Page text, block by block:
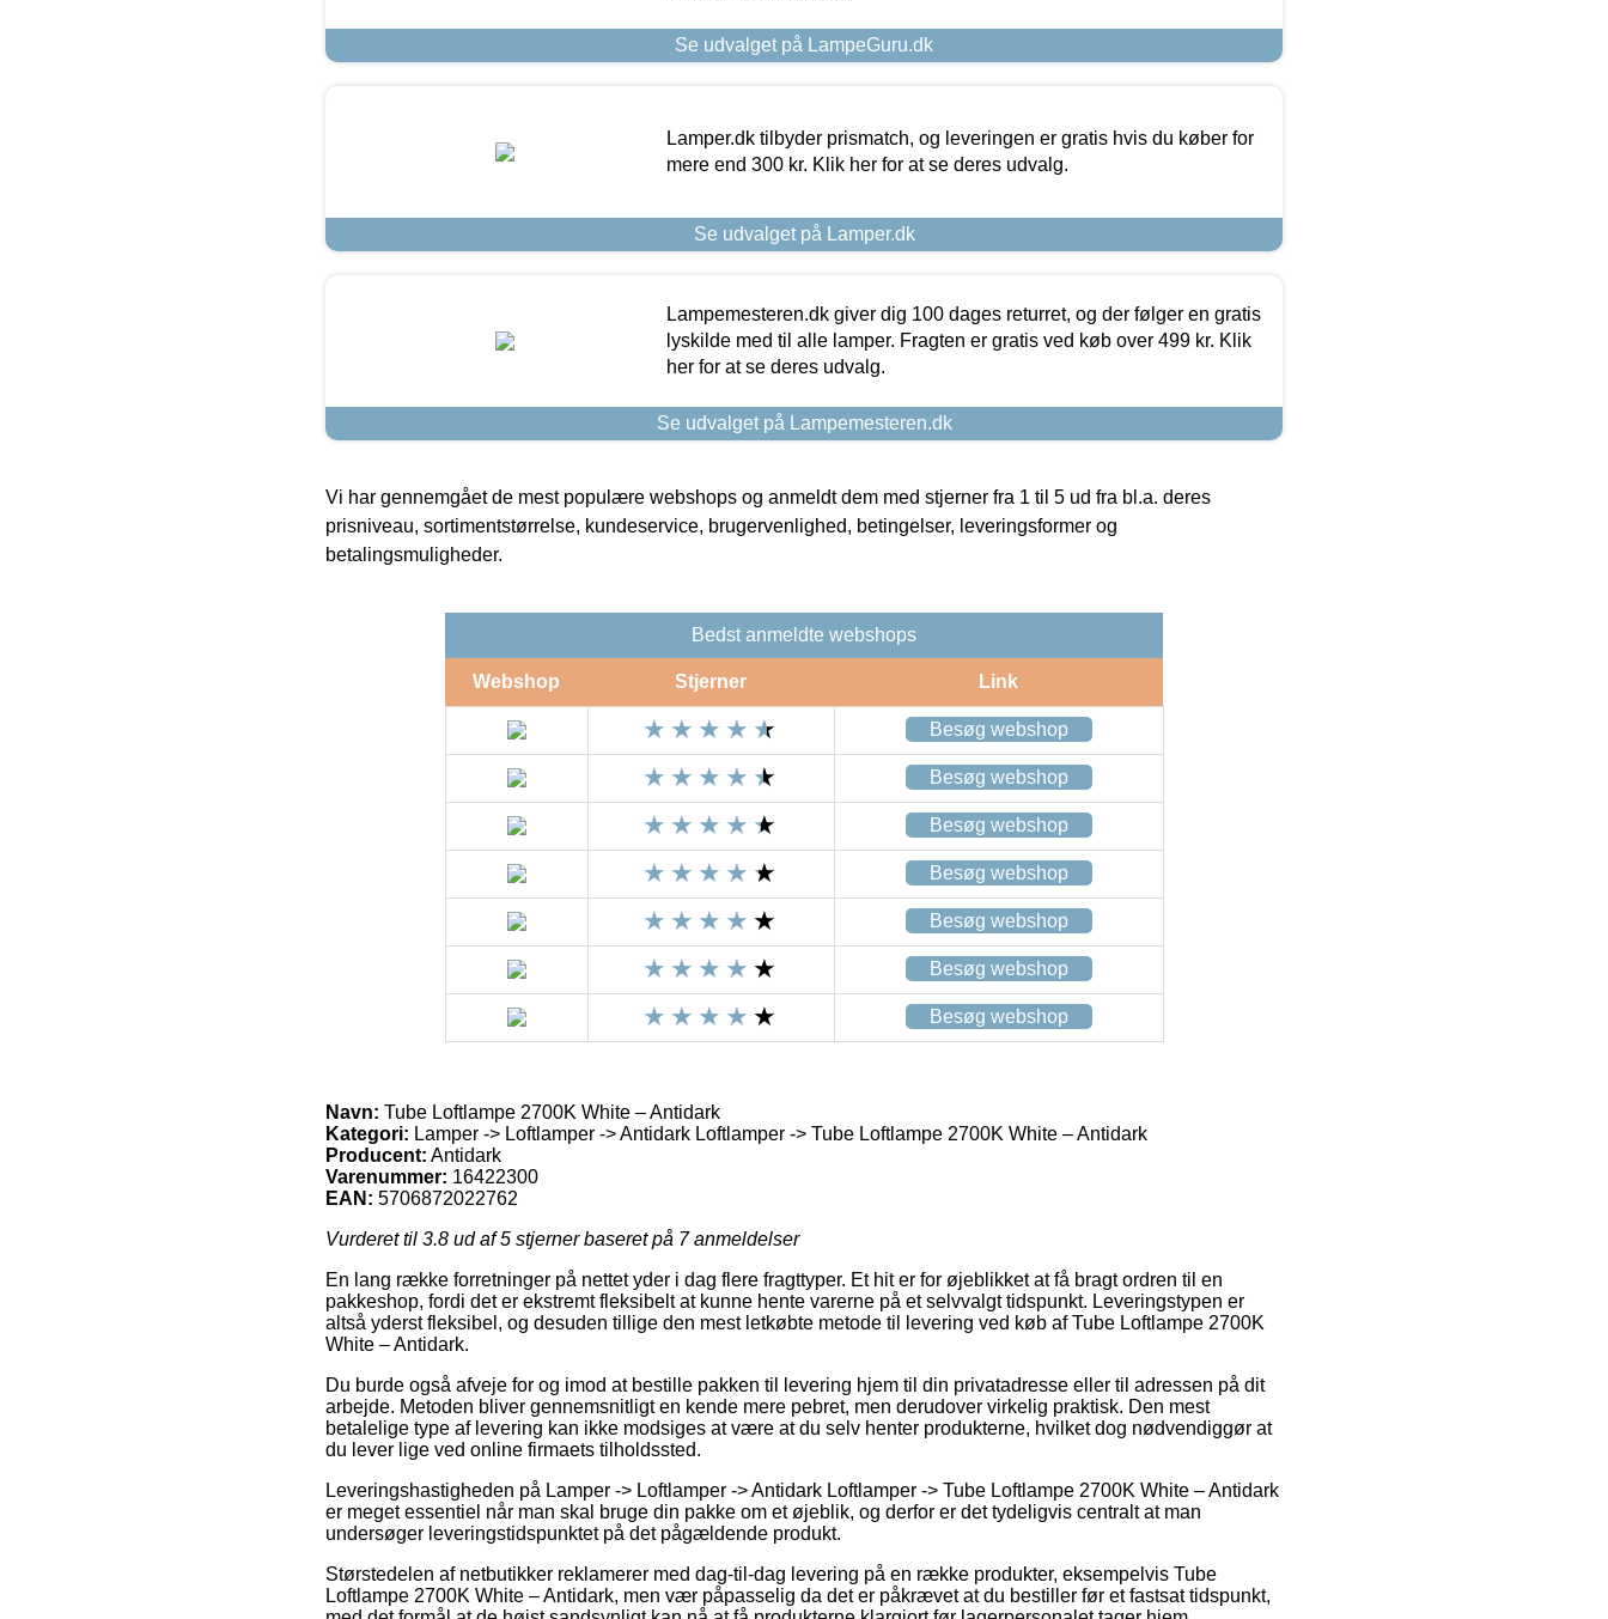
Se udvalget på LampeGuru.dk
Lamper.dk tilbyder prismatch, og leveringen er gratis hvis du køber for
mere end 300 kr. Klik her for at se deres udvalg.
Se udvalget på Lamper.dk
Lampemesteren.dk giver dig 100 dages returret, og der følger en gratis
lyskilde med til alle lamper. Fragten er gratis ved køb over 499 kr. Klik
her for at se deres udvalg.
Se udvalget på Lampemesteren.dk
Vi har gennemgået de mest populære webshops og anmeldt dem med stjerner fra 1 til 5 ud fra bl.a. deres
prisniveau, sortimentstørrelse, kundeservice, brugervenlighed, betingelser, leveringsformer og
betalingsmuligheder.
Bedst anmeldte webshops
Webshop Stjerner Link
Besøg webshop
Besøg webshop
Besøg webshop
Besøg webshop
Besøg webshop
Besøg webshop
Besøg webshop
Navn: Tube Loftlampe 2700K White – Antidark
Kategori: Lamper -> Loftlamper -> Antidark Loftlamper -> Tube Loftlampe 2700K White – Antidark
Producent: Antidark
Varenummer: 16422300
EAN: 5706872022762
Vurderet til 3.8 ud af 5 stjerner baseret på 7anmeldelser
En lang række forretninger på nettet yder i dag flere fragttyper. Et hit er for øjeblikket at få bragt ordren til en
pakkeshop, fordi det er ekstremt fleksibelt at kunne hente varerne på et selvvalgt tidspunkt. Leveringstypen er
altså yderst fleksibel, og desuden tillige den mest letkøbte metode til levering ved køb af Tube Loftlampe 2700K
White – Antidark.
Du burde også afveje for og imod at bestille pakken til levering hjem til din privatadresse eller til adressen på dit
arbejde. Metoden bliver gennemsnitligt en kende mere pebret, men derudover virkelig praktisk. Den mest
betalelige type af levering kan ikke modsiges at være at du selv henter produkterne, hvilket dog nødvendiggør at
du lever lige ved online firmaets tilholdssted.
Leveringshastigheden på Lamper -> Loftlamper -> Antidark Loftlamper -> Tube Loftlampe 2700K White – Antidark
er meget essentiel når man skal bruge din pakke om et øjeblik, og derfor er det tydeligvis centralt at man
undersøger leveringstidspunktet på det pågældende produkt.
Størstedelen af netbutikker reklamerer med dag-til-dag levering på en række produkter, eksempelvis Tube
Loftlampe 2700K White – Antidark, men vær påpasselig da det er påkrævet at du bestiller før et fastsat tidspunkt,